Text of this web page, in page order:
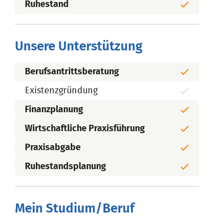
Ruhestand
Unsere Unterstützung
Berufsantrittsberatung
Existenzgründung
Finanzplanung
Wirtschaftliche Praxisführung
Praxisabgabe
Ruhestandsplanung
Mein Studium/Beruf